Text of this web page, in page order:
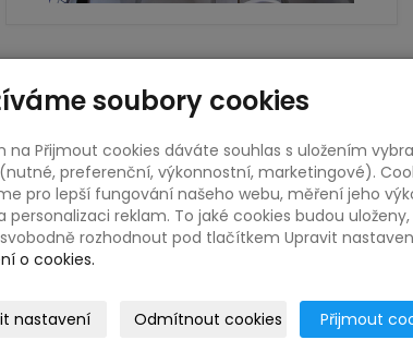
soubory cookies
na Přijmout cookies dáváte souhlas s uložením
preferenční, výkonnostní, marketingové).
pro lepší fungování našeho webu, měření jeho
personalizaci reklam. To jaké cookies budou uloženy,
rozhodnout pod tlačítkem Upravit
o cookies.
nastavení Odmítnout cookies Přijmout